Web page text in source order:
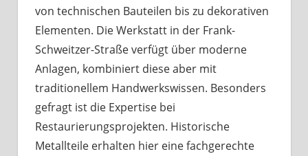
von technischen Bauteilen bis zu dekorativen
Elementen. Die Werkstatt in der Frank-
Schweitzer-Straße verfügt über moderne
Anlagen, kombiniert diese aber mit
traditionellem Handwerkswissen. Besonders
gefragt ist die Expertise bei
Restaurierungsprojekten. Historische
Metallteile erhalten hier eine fachgerechte